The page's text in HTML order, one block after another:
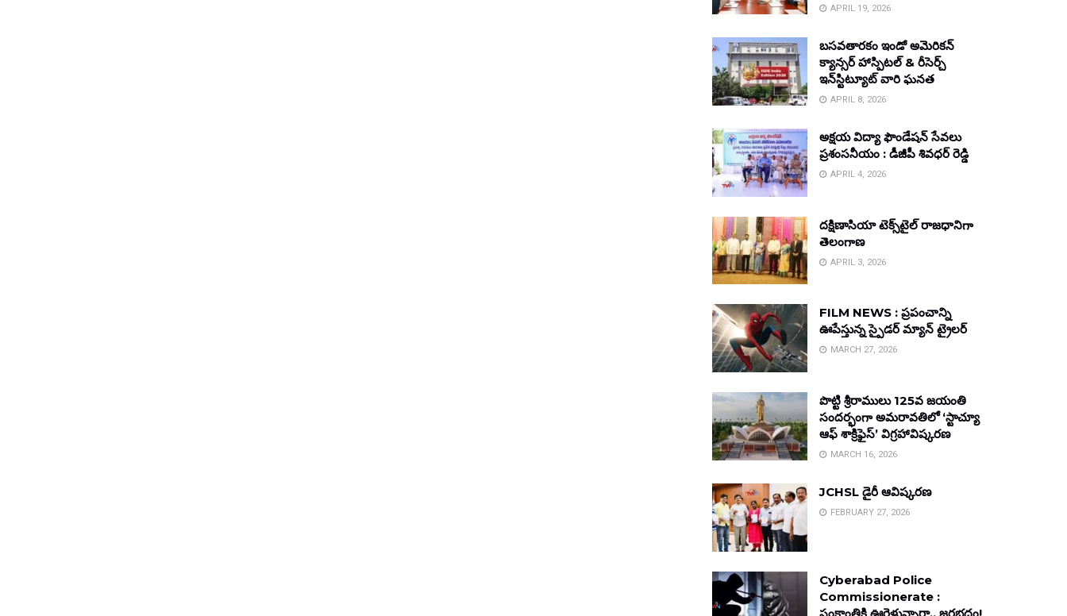
APRIL 19, 2026
బసవతారకం ఇండో అమెరికన్
క్యాన్సర్ హాస్పిటల్ & రీసెర్చ్
ఇన్‌స్టిట్యూట్ వారి ఘనత
APRIL 8, 2026
అక్షయ విద్యా ఫౌండేషన్ సేవలు
ప్రశంసనీయం : డీజీపీ శివధర్ రెడ్డి
APRIL 4, 2026
దక్షిణాసియా టెక్స్‌టైల్ రాజధానిగా
తెలంగాణ
APRIL 3, 2026
FILM NEWS : ప్రపంచాన్ని
ఊపేస్తున్న స్పైడర్ మ్యాన్ ట్రైలర్
MARCH 27, 2026
పొట్టి శ్రీరాములు 125వ జయంతి
సందర్భంగా అమరావతిలో ‘స్టాచ్యూ
ఆఫ్ శాక్రిఫైస్’ విగ్రహావిష్కరణ
MARCH 16, 2026
JCHSL డైరీ ఆవిష్కరణ
FEBRUARY 27, 2026
Cyberabad Police
Commissionerate :